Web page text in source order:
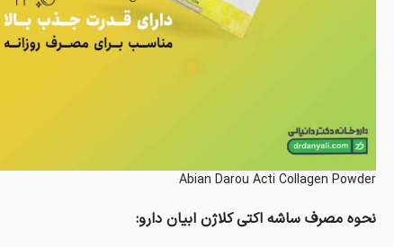
Abian Darou Acti Collagen Powder
نحوه مصرف ساشه اکتی کلاژن ابیان دارو: